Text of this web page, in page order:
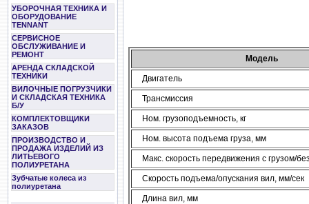
УБОРОЧНАЯ ТЕХНИКА И
ОБОРУДОВАНИЕ
TENNANT
СЕРВИСНОЕ
ОБСЛУЖИВАНИЕ И
РЕМОНТ
АРЕНДА СКЛАДСКОЙ
ТЕХНИКИ
ВИЛОЧНЫЕ ПОГРУЗЧИКИ
И СКЛАДСКАЯ ТЕХНИКА
Б/У
КОМПЛЕКТОВЩИКИ
ЗАКАЗОВ
ПРОИЗВОДСТВО И
ПРОДАЖА ИЗДЕЛИЙ ИЗ
ЛИТЬЕВОГО
ПОЛИУРЕТАНА
Зубчатые колеса из
полиуретана
Модель
Двигатель
Трансмиссия
Ном. грузоподъемность, кг
Ном. высота подъема груза, мм
Макс. скорость передвижения с грузом/
Скорость подъема/опускания вил, мм/сек
Длина вил, мм